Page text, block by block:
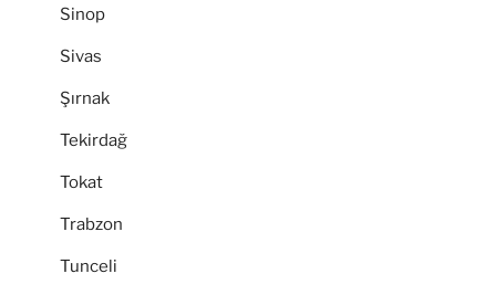
Sinop
Sivas
Şırnak
Tekirdağ
Tokat
Trabzon
Tunceli